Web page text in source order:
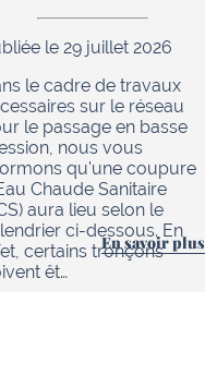
le 29 juillet 2026
le cadre de travaux
sur le réseau
le passage en basse
nous vous
qu'une coupure
Chaude Sanitaire
aura lieu selon le
ci-dessous. En
certains tronçons
êt…
En savoir plus